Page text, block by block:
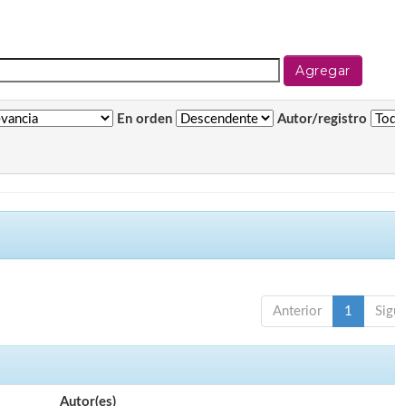
En orden Autor/registro
Anterior 1
Autor(es)